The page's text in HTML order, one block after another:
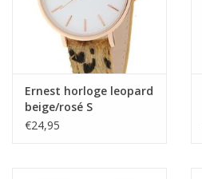
Ernest horloge leopard
beige/rosé S
€24,95